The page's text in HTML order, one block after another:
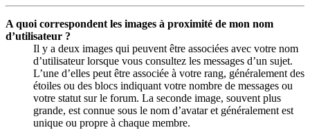
A quoi correspondent les images à proximité de mon nom
d’utilisateur ?
Il y a deux images qui peuvent être associées avec votre nom
d’utilisateur lorsque vous consultez les messages d’un sujet.
L’une d’elles peut être associée à votre rang, généralement des
étoiles ou des blocs indiquant votre nombre de messages ou
votre statut sur le forum. La seconde image, souvent plus
grande, est connue sous le nom d’avatar et généralement est
unique ou propre à chaque membre.